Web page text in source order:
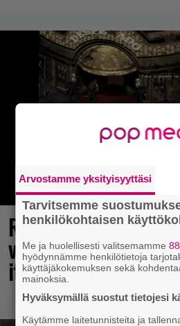
Rakastettu julkaisija
vuotta, valtavat alet
itsellesi klassikoita
Arvostamme yksityisyyttäsi
Tarvitsemme
henkilökohtaisen
Me ja huolellisesti valitsemamme
hyödynnämme henkilötietoja
käyttäjäkokemuksen sekä
mainoksia.
Hyväksymällä suostut tietojesi
Käytämme laitetunnisteita ja